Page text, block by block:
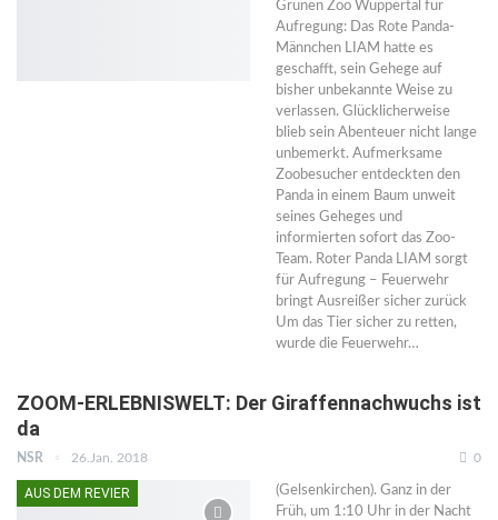
Grünen Zoo Wuppertal für
Aufregung: Das Rote Panda-
Männchen LIAM hatte es
geschafft, sein Gehege auf
bisher unbekannte Weise zu
verlassen. Glücklicherweise
blieb sein Abenteuer nicht lange
unbemerkt. Aufmerksame
Zoobesucher entdeckten den
Panda in einem Baum unweit
seines Geheges und
informierten sofort das Zoo-
Team. Roter Panda LIAM sorgt
für Aufregung – Feuerwehr
bringt Ausreißer sicher zurück
Um das Tier sicher zu retten,
wurde die Feuerwehr…
ZOOM-ERLEBNISWELT: Der Giraffennachwuchs ist
da
NSR 26.Jan. 2018 0
AUS DEM REVIER
(Gelsenkirchen). Ganz in der
Früh, um 1:10 Uhr in der Nacht